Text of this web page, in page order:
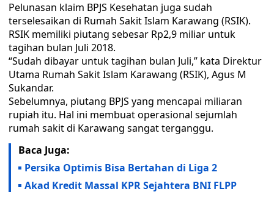
Pelunasan klaim BPJS Kesehatan juga sudah
terselesaikan di Rumah Sakit Islam Karawang (RSIK).
RSIK memiliki piutang sebesar Rp2,9 miliar untuk
tagihan bulan Juli 2018.
“Sudah dibayar untuk tagihan bulan Juli,” kata Direktur
Utama Rumah Sakit Islam Karawang (RSIK), Agus M
Sukandar.
Sebelumnya, piutang BPJS yang mencapai miliaran
rupiah itu. Hal ini membuat operasional sejumlah
rumah sakit di Karawang sangat terganggu.
Baca Juga:
Persika Optimis Bisa Bertahan di Liga 2
Akad Kredit Massal KPR Sejahtera BNI FLPP